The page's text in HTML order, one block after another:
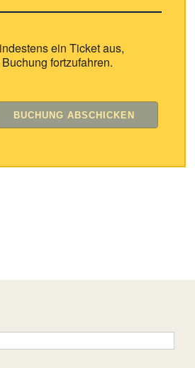
ein Ticket aus,
fortzufahren.